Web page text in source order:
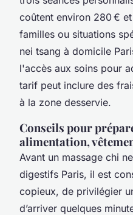
coûtent environ 280 €
familles ou situations
nei tsang à domicile
l'accès aux soins pour
tarif peut inclure des
à la zone desservie.
Conseils pour
alimentation,
Avant un massage chi
digestifs Paris, il est
copieux, de privilégier
d’arriver quelques